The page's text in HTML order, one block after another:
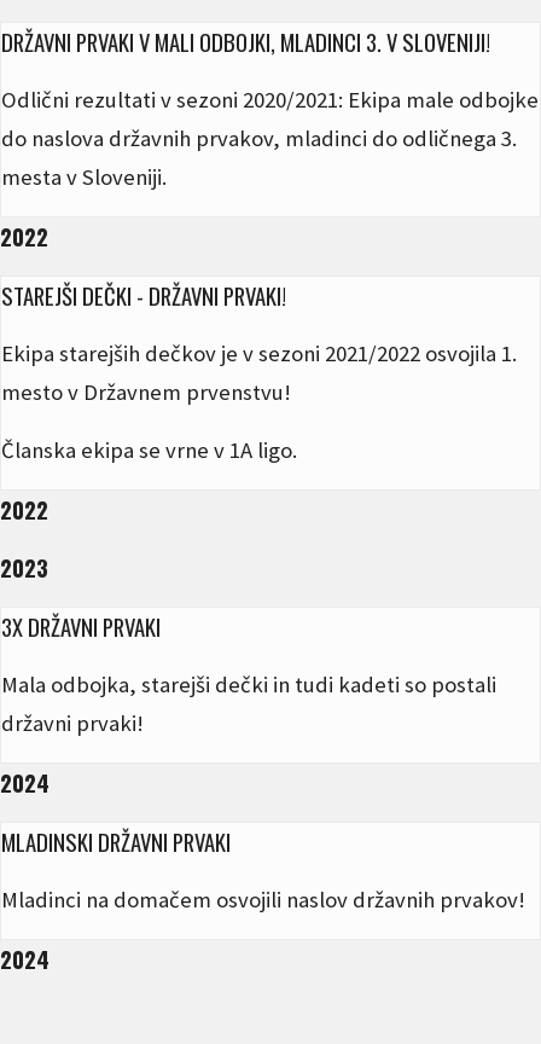
DRŽAVNI PRVAKI V MALI ODBOJKI, MLADINCI 3. V SLOVENIJI!
Odlični rezultati v sezoni 2020/2021: Ekipa male odbojke
do naslova državnih prvakov, mladinci do odličnega 3.
mesta v Sloveniji.
2022
STAREJŠI DEČKI - DRŽAVNI PRVAKI!
Ekipa starejših dečkov je v sezoni 2021/2022 osvojila 1.
mesto v Državnem prvenstvu!
Članska ekipa se vrne v 1A ligo.
2022
2023
3X DRŽAVNI PRVAKI
Mala odbojka, starejši dečki in tudi kadeti so postali
državni prvaki!
2024
MLADINSKI DRŽAVNI PRVAKI
Mladinci na domačem osvojili naslov državnih prvakov!
2024